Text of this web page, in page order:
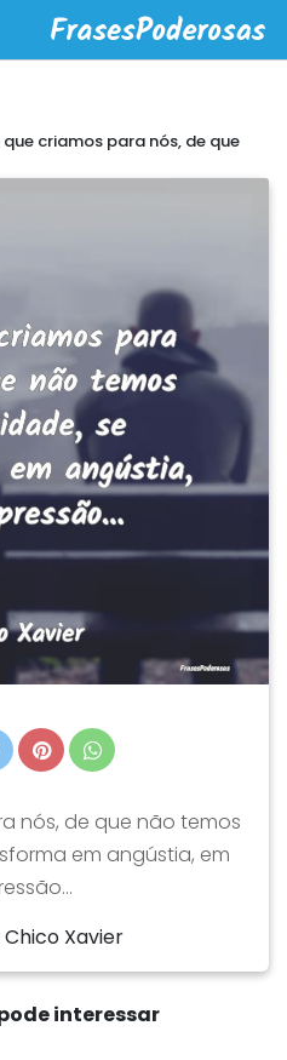
criamos para nós, de que
nós, de que não temos
em angústia, em
Xavier
interessar